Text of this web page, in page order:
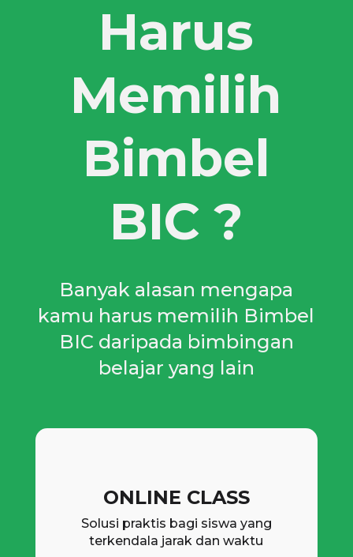
Harus
Memilih
Bimbel
BIC ?
Banyak alasan mengapa
kamu harus memilih Bimbel
BIC daripada bimbingan
belajar yang lain
ONLINE CLASS
Solusi praktis bagi siswa yang
terkendala jarak dan waktu